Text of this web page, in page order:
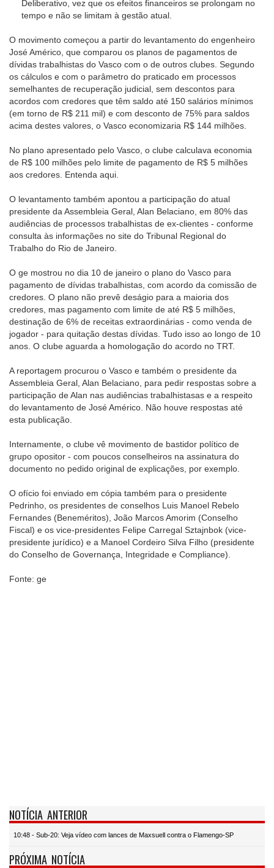
Deliberativo, vez que os efeitos financeiros se prolongam no
tempo e não se limitam à gestão atual.
O movimento começou a partir do levantamento do engenheiro
José Américo, que comparou os planos de pagamentos de
dívidas trabalhistas do Vasco com o de outros clubes. Segundo
os cálculos e com o parâmetro do praticado em processos
semelhantes de recuperação judicial, sem descontos para
acordos com credores que têm saldo até 150 salários mínimos
(em torno de R$ 211 mil) e com desconto de 75% para saldos
acima destes valores, o Vasco economizaria R$ 144 milhões.
No plano apresentado pelo Vasco, o clube calculava economia
de R$ 100 milhões pelo limite de pagamento de R$ 5 milhões
aos credores. Entenda aqui.
O levantamento também apontou a participação do atual
presidente da Assembleia Geral, Alan Belaciano, em 80% das
audiências de processos trabalhistas de ex-clientes - conforme
consulta às informações no site do Tribunal Regional do
Trabalho do Rio de Janeiro.
O ge mostrou no dia 10 de janeiro o plano do Vasco para
pagamento de dívidas trabalhistas, com acordo da comissão de
credores. O plano não prevê deságio para a maioria dos
credores, mas pagamento com limite de até R$ 5 milhões,
destinação de 6% de receitas extraordinárias - como venda de
jogador - para quitação destas dívidas. Tudo isso ao longo de 10
anos. O clube aguarda a homologação do acordo no TRT.
A reportagem procurou o Vasco e também o presidente da
Assembleia Geral, Alan Belaciano, para pedir respostas sobre a
participação de Alan nas audiências trabalhistasas e a respeito
do levantamento de José Américo. Não houve respostas até
esta publicação.
Internamente, o clube vê movimento de bastidor político de
grupo opositor - com poucos conselheiros na assinatura do
documento no pedido original de explicações, por exemplo.
O ofício foi enviado em cópia também para o presidente
Pedrinho, os presidentes de conselhos Luis Manoel Rebelo
Fernandes (Beneméritos), João Marcos Amorim (Conselho
Fiscal) e os vice-presidentes Felipe Carregal Sztajnbok (vice-
presidente jurídico) e a Manoel Cordeiro Silva Filho (presidente
do Conselho de Governança, Integridade e Compliance).
Fonte: ge
NOTÍCIA ANTERIOR
10:48 - Sub-20: Veja vídeo com lances de Maxsuell contra o Flamengo-SP
PRÓXIMA NOTÍCIA